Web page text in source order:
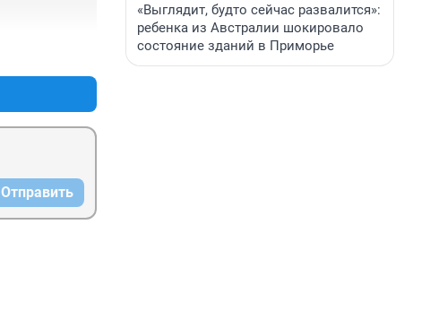
Отправить
«Выглядит, будто сейчас развалится»:
ребенка из Австралии шокировало
состояние зданий в Приморье